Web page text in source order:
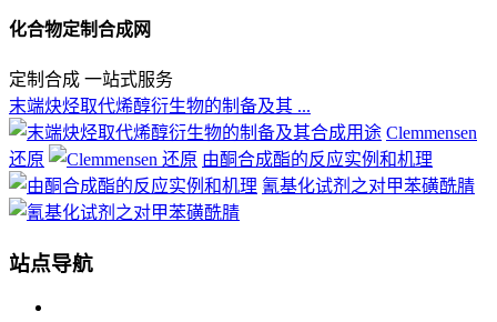
化合物定制合成网
定制合成 一站式服务
末端炔烃取代烯醇衍生物的制备及其 ...
Clemmensen
还原
由酮合成酯的反应实例和机理
氰基化试剂之对甲苯磺酰腈
站点导航